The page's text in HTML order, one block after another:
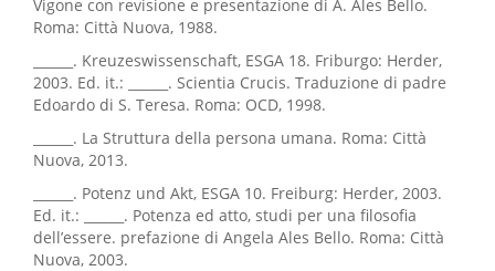
Vigone con revisione e presentazione di A. Ales Bello.
Roma: Città Nuova, 1988.
______. Kreuzeswissenschaft, ESGA 18. Friburgo: Herder,
2003. Ed. it.: ______. Scientia Crucis. Traduzione di padre
Edoardo di S. Teresa. Roma: OCD, 1998.
______. La Struttura della persona umana. Roma: Città
Nuova, 2013.
______. Potenz und Akt, ESGA 10. Freiburg: Herder, 2003.
Ed. it.: ______. Potenza ed atto, studi per una filosofia
dell’essere. prefazione di Angela Ales Bello. Roma: Città
Nuova, 2003.